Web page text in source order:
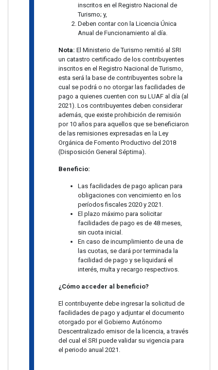
inscritos en el Registro Nacional de
Turismo; y,
Deben contar con la Licencia Única
Anual de Funcionamiento al día.
Nota: El Ministerio de Turismo remitió al SRI
un catastro certificado de los contribuyentes
inscritos en el Registro Nacional de Turismo,
esta será la base de contribuyentes sobre la
cual se podrá o no otorgar las facilidades de
pago a quienes cuenten con su LUAF al día (al
2021). Los contribuyentes deben considerar
además, que existe prohibición de remisión
por 10 años para aquellos que se beneficiaron
de las remisiones expresadas en la Ley
Orgánica de Fomento Productivo del 2018
(Disposición General Séptima).
Beneficio:
Las facilidades de pago aplican para
obligaciones con vencimiento en los
períodos fiscales 2020 y 2021.
El plazo máximo para solicitar
facilidades de pago es de 48 meses,
sin cuota inicial.
En caso de incumplimiento de una de
las cuotas, se dará por terminada la
facilidad de pago y se liquidará el
interés, multa y recargo respectivos.
¿Cómo acceder al beneficio?
El contribuyente debe ingresar la solicitud de
facilidades de pago y adjuntar el documento
otorgado por el Gobierno Autónomo
Descentralizado emisor de la licencia, a través
del cual el SRI puede validar su vigencia para
el periodo anual 2021.